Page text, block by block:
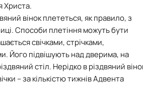
Христа.
вінок плететься, як правило, з
Способи плетіння можуть бути
свічками, стрічками,
Його підвішують над дверима, на
стіл. Нерідко в різдвяний
– за кількістю тижнів Адвента